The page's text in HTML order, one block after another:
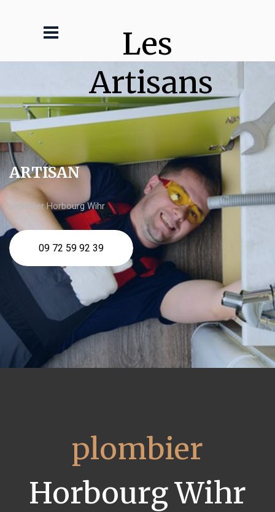
Les
Artisans
ARTISAN
plombier Horbourg Wihr
09 72 59 92 39
plombier
Horbourg Wihr